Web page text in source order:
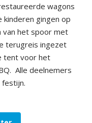
wagons
kinderen gingen op
van het spoor met
terugreis ingezet
tent voor het
Alle deelnemers